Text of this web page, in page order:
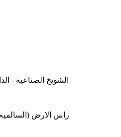
الشويخ الصناعية -
راس الارض (السالميه) قطعه ١